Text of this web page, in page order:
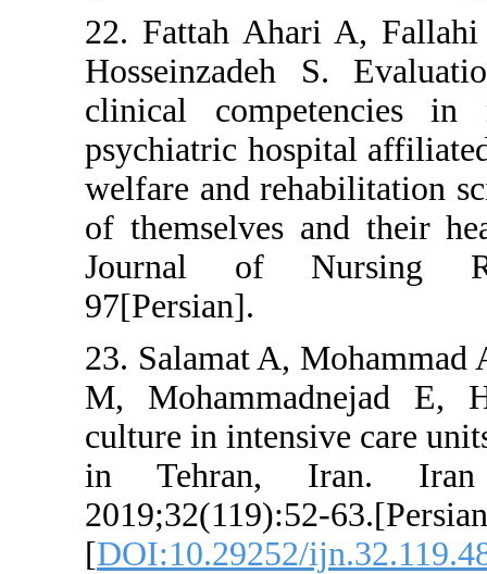
22. Fattah
Hosseinzadeh
clinical
psychiatric
welfare and
of themselves
Journal of
97[Persian].
23. Salamat A,
M,
culture in
in Tehran,
[DOI:10.29252/